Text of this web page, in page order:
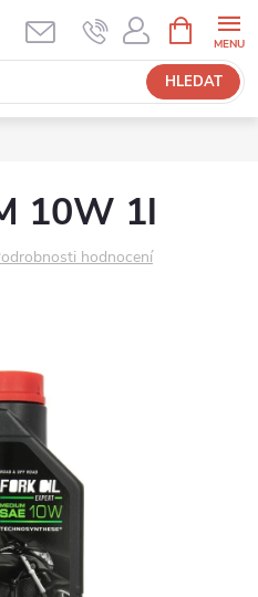
HLEDAT
NÁKUPNÍ
KOŠÍK
10W 1l
hodnocení